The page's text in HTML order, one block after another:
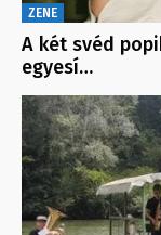
ZENE
A két svéd
egyesí…